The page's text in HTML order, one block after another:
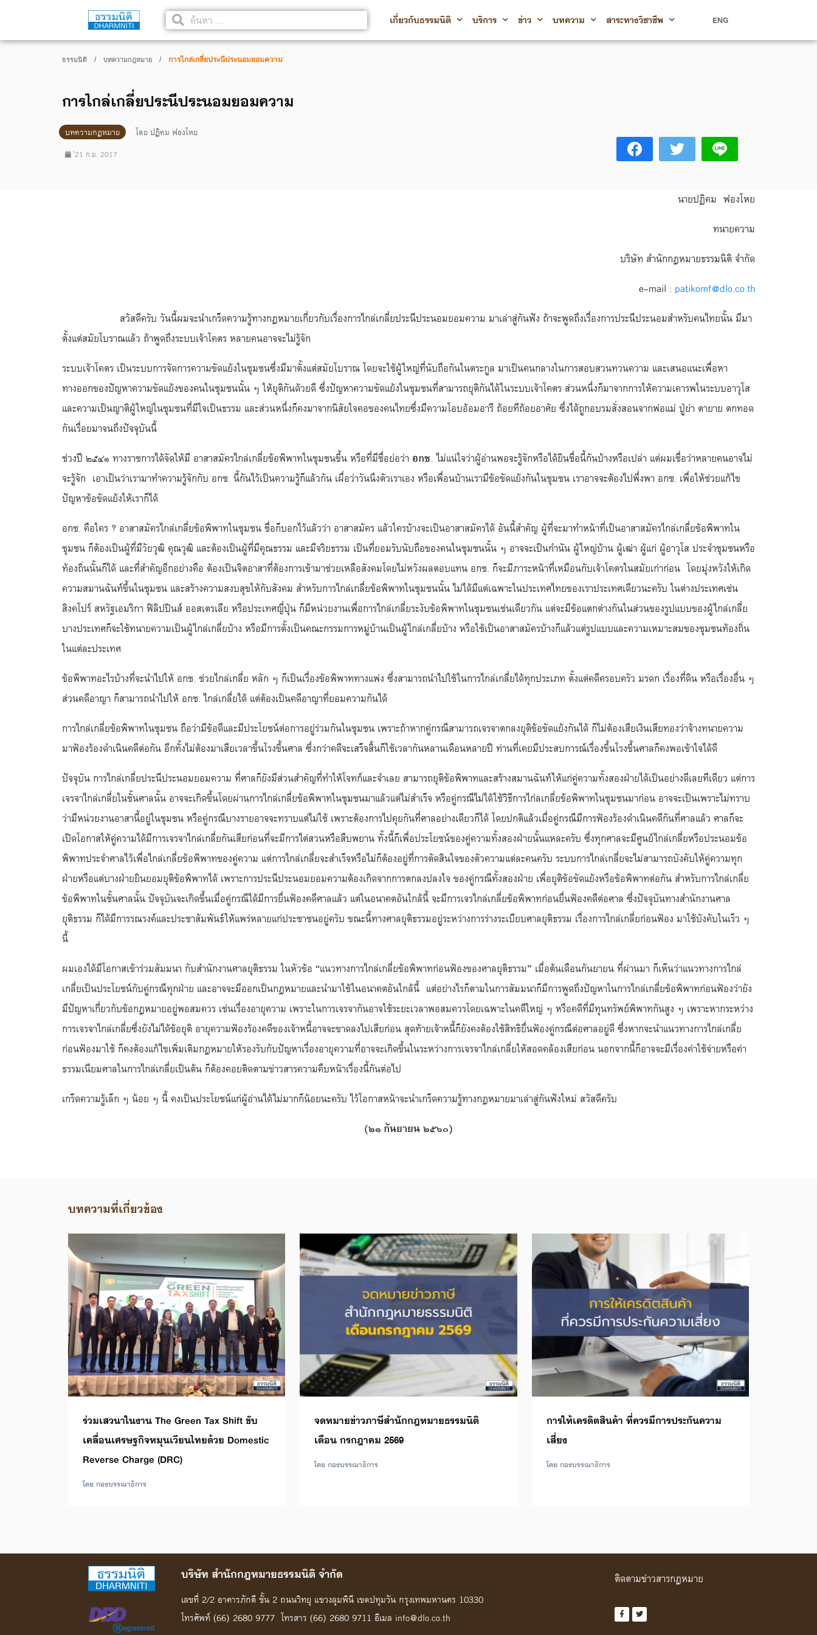
เกี่ยวกับธรรมนิติ บริการ ข่าว บทความ สาระทางวิชาชีพ ENG
ธรรมนิติ / บทความกฎหมาย / การไกล่เกลี่ยประนีประนอมยอมความ
การไกล่เกลี่ยประนีประนอมยอมความ
บทความกฎหมาย โดยปฏิคม ฟองโหย
่21 ก.ย. 2017
นายปฏิคม ฟองโหย
ทนายความ
บริษัท สำนักกฎหมายธรรมนิติ จำกัด
e-mail : patikomf@dlo.co.th
สวัสดีครับ วันนี้ผมจะนำเกร็ดความรู้ทางกฎหมายเกี่ยวกับเรื่องการไกล่เกลี่ยประนีประนอมยอมความ มาเล่าสู่กันฟัง ถ้าจะพูดถึงเรื่องการประนีประนอมสำหรับคนไทยนั้น มีมา
ตั้งแต่สมัยโบราณแล้ว ถ้าพูดถึงระบบเจ้าโคตร หลายคนอาจจะไม่รู้จัก
ระบบเจ้าโคตร เป็นระบบการจัดการความขัดแย้งในชุมชนซึ่งมีมาตั้งแต่สมัยโบราณ โดยจะใช้ผู้ใหญ่ที่นับถือกันในตระกูล มาเป็นคนกลางในการสอบสวนทวนความ และเสนอแนะเพื่อหา
ทางออกของปัญหาความขัดแย้งของคนในชุมชนนั้น ๆ ให้ยุติกันด้วยดี ซึ่งปัญหาความขัดแย้งในชุมชนที่สามารถยุติกันได้ในระบบเจ้าโคตร ส่วนหนึ่งก็มาจากการให้ความเคารพในระบบอาวุโส
และความเป็นญาติผู้ใหญ่ในชุมชนที่มีใจเป็นธรรม และส่วนหนึ่งก็คงมาจากนิสัยใจคอของคนไทยซึ่งมีความโอบอ้อมอารี ถ้อยทีถ้อยอาศัย ซึ่งได้ถูกอบรมสั่งสอนจากพ่อแม่ ปู่ย่า ตายาย ตกทอด
กันเรื่อยมาจนถึงปัจจุบันนี้
ช่วงปี ๒๕๔๑ ทางราชการได้จัดให้มี อาสาสมัครไกล่เกลี่ยข้อพิพาทในชุมชนขึ้น หรือที่มีชื่อย่อว่า อกช.ไม่แน่ใจว่าผู้อ่านพอจะรู้จักหรือได้ยินชื่อนี้กันบ้างหรือเปล่า แต่ผมเชื่อว่าหลายคนอาจไม่
จะรู้จัก เอาเป็นว่าเรามาทำความรู้จักกับ อกช. นี้กันไว้เป็นความรู้ก็แล้วกัน เผื่อว่าวันนึงตัวเราเอง หรือเพื่อนบ้านเรามีข้อขัดแย้งกันในชุมชน เราอาจจะต้องไปพึ่งพา อกช. เพื่อให้ช่วยแก้ไข
ปัญหาข้อขัดแย้งให้เราก็ได้
อกช. คือใคร ? อาสาสมัครไกล่เกลี่ยข้อพิพาทในชุมชน ชื่อก็บอกไว้แล้วว่า อาสาสมัคร แล้วใครบ้างจะเป็นอาสาสมัครได้ อันนี้สำคัญ ผู้ที่จะมาทำหน้าที่เป็นอาสาสมัครไกล่เกลี่ยข้อพิพาทใน
ชุมชน ก็ต้องเป็นผู้ที่มีวัยวุฒิ คุณวุฒิ และต้องเป็นผู้ที่มีคุณธรรม และมีจริยธรรม เป็นที่ยอมรับนับถือของคนในชุมชนนั้น ๆ อาจจะเป็นกำนัน ผู้ใหญ่บ้าน ผู้เฒ่า ผู้แก่ ผู้อาวุโส ประจำชุมชนหรือ
ท้องถิ่นนั้นก็ได้ และที่สำคัญอีกอย่างคือ ต้องเป็นจิตอาสาที่ต้องการเข้ามาช่วยเหลือสังคมโดยไม่หวังผลตอบแทน อกช. ก็จะมีภาระหน้าที่เหมือนกับเจ้าโคตรในสมัยเก่าก่อน โดยมุ่งหวังให้เกิด
ความสมานฉันท์ขึ้นในชุมชน และสร้างความสงบสุขให้กับสังคม สำหรับการไกล่เกลี่ยข้อพิพาทในชุมชนนั้น ไม่ได้มีแต่เฉพาะในประเทศไทยของเราประเทศเดียวนะครับ ในต่างประเทศเช่น
สิงคโปร์ สหรัฐเอมริกา ฟิลิปปินส์ ออสเตรเลีย หรือประเทศญี่ปุ่น ก็มีหน่วยงานเพื่อการไกล่เกลี่ยระงับข้อพิพาทในชุมชนเช่นเดียวกัน แต่จะมีข้อแตกต่างกันในส่วนของรูปแบบของผู้ไกล่เกลี่ย
บางประเทศก็จะใช้ทนายความเป็นผู้ไกล่เกลี่ยบ้าง หรือมีการตั้งเป็นคณะกรรมการหมู่บ้านเป็นผู้ไกล่เกลี่ยบ้าง หรือใช้เป็นอาสาสมัครบ้างก็แล้วแต่รูปแบบและความเหมาะสมของชุมชนท้องถิ่น
ในแต่ละประเทศ
ข้อพิพาทอะไรบ้างที่จะนำไปให้ อกช. ช่วยไกล่เกลี่ย หลัก ๆ ก็เป็นเรื่องข้อพิพาททางแพ่ง ซึ่งสามารถนำไปใช้ในการไกล่เกลี่ยได้ทุกประเภท ตั้งแต่คดีครอบครัว มรดก เรื่องที่ดิน หรือเรื่องอื่น ๆ
ส่วนคดีอาญา ก็สามารถนำไปให้ อกช. ไกล่เกลี่ยได้ แต่ต้องเป็นคดีอาญาที่ยอมความกันได้
การไกล่เกลี่ยข้อพิพาทในชุมชน ถือว่ามีข้อดีและมีประโยชน์ต่อการอยู่ร่วมกันในชุมชน เพราะถ้าหากคู่กรณีสามารถเจรจาตกลงยุติข้อขัดแย้งกันได้ ก็ไม่ต้องเสียเงินเสียทองว่าจ้างทนายความ
มาฟ้องร้องดำเนินคดีต่อกัน อีกทั้งไม่ต้องมาเสียเวลาขึ้นโรงขึ้นศาล ซึ่งกว่าคดีจะเสร็จสิ้นก็ใช้เวลากันหลานเดือนหลายปี ท่านที่เคยมีประสบการณ์เรื่องขึ้นโรงขึ้นศาลก็คงพอเข้าใจได้ดี
ปัจจุบัน การไกล่เกลี่ยประนีประนอมยอมความ ที่ศาลก็ยังมีส่วนสำคัญที่ทำให้โจทก์และจำเลย สามารถยุติข้อพิพาทและสร้างสมานฉันท์ให้แก่คู่ความทั้งสองฝ่ายได้เป็นอย่างดีเลยทีเดียว แต่การ
เจรจาไกล่เกลี่ยในชั้นศาลนั้น อาจจะเกิดขึ้นโดยผ่านการไกล่เกลี่ยข้อพิพาทในชุมชนมาแล้วแต่ไม่สำเร็จ หรือคู่กรณีไม่ได้ใช้วิธีการไก่ลเกลี่ยข้อพิพาทในชุมชนมาก่อน อาจจะเป็นเพราะไม่ทราบ
ว่ามีหน่วยงานอาสานี้อยู่ในชุมชน หรือคู่กรณีบางรายอาจจะทราบแต่ไม่ใช้ เพราะต้องการไปคุยกันที่ศาลอย่างเดียวก็ได้ โดยปกติแล้วเมื่อคู่กรณีมีการฟ้องร้องดำเนินคดีกันที่ศาลแล้ว ศาลก็จะ
เปิดโอกาสให้คู่ความได้มีการเจรจาไกล่เกลี่ยกันเสียก่อนที่จะมีการไต่สวนหรือสืบพยาน ทั้งนี้ก็เพื่อประโยชน์ของคู่ความทั้งสองฝ่ายนั้นแหละครับ ซึ่งทุกศาลจะมีศูนย์ไกล่เกลี่ยหรือประนอมข้อ
พิพาทประจำศาลไว้เพื่อไกล่เกลี่ยข้อพิพาทของคู่ความ แต่การไกล่เกลี่ยจะสำเร็จหรือไม่ก็ต้องอยู่ที่การตัดสินใจของตัวความแต่ละคนครับ ระบบการไกล่เกลี่ยจะไม่สามารถบังคับให้คู่ความทุก
ฝ่ายหรือแต่บางฝ่ายยินยอมยุติข้อพิพาทได้ เพราะการประนีประนอมยอมความต้องเกิดจากการตกลงปลงใจ ของคู่กรณีทั้งสองฝ่าย เพื่อยุติข้อขัดแย้งหรือข้อพิพาทต่อกัน สำหรับการไกล่เกลี่ย
ข้อพิพาทในชั้นศาลนั้น ปัจจุบันจะเกิดขึ้นเมื่อคู่กรณีได้มีการยื่นฟ้องคดีศาลแล้ว แต่ในอนาคตอันใกล้นี้ จะมีการเจรไกล่เกลี่ยข้อพิพาทก่อนยื่นฟ้องคดีต่อศาล ซึ่งปัจจุบันทางสำนักงานศาล
ยุติธรรม ก็ได้มีการรณรงค์และประชาสัมพันธ์ให้แพร่หลายแก่ประชาชนอยู่ครับ ขณะนี้ทางศาลยุติธรรมอยู่ระหว่างการร่างระเบียบศาลยุติธรรม เรื่องการไกล่เกลี่ยก่อนฟ้อง มาใช้บังคับในเร็ว ๆ
นี้
ผมเองได้มีโอกาสเข้าร่วมสัมมนา กับสำนักงานศาลยุติธรรม ในหัวข้อ “แนวทางการไกล่เกลี่ยข้อพิพาทก่อนฟ้องของศาลยุติธรรม” เมื่อต้นเดือนกันยายน ที่ผ่านมา ก็เห็นว่าแนวทางการไกล่
เกลี่ยเป็นประโยชน์กับคู่กรณีทุกฝ่าย และอาจจะมีออกเป็นกฎหมายและนำมาใช้ในอนาคตอันใกล้นี้ แต่อย่างไรก็ตามในการสัมมนาก็มีการพูดถึงปัญหาในการไกล่เกลี่ยข้อพิพาทก่อนฟ้องว่ายัง
มีปัญหาเกี่ยวกับข้อกฎหมายอยู่พอสมควร เช่นเรื่องอายุความ เพราะในการเจรจากันอาจใช้ระยะเวลาพอสมควรโดยเฉพาะในคดีใหญ่ ๆ หรือคดีที่มีทุนทรัพย์พิพาทกันสูง ๆ เพราะหากระหว่าง
การเจรจาไกล่เกลี่ยซึ่งยังไม่ได้ข้อยุติ อายุความฟ้องร้องคดีของเจ้าหนี้อาจจะขาดลงไปเสียก่อน สุดท้ายเจ้าหนี้ก็ยังคงต้องใช้สิทธิยื่นฟ้องคู่กรณีต่อศาลอยู่ดี ซึ่งหากจะนำแนวทางการไกล่เกลี่ย
ก่อนฟ้องมาใช้ ก็คงต้องแก้ไขเพิ่มเติมกฎหมายให้รองรับกับปัญหาเรื่องอายุความที่อาจจะเกิดขึ้นในระหว่างการเจรจาไกล่เกลี่ยให้สอดคล้องเสียก่อน นอกจากนี้ก็อาจจะมีเรื่องค่าใช้จ่ายหรือค่า
ธรรมเนียมศาลในการไกล่เกลี่ยเป็นต้น ก็ต้องคอยติดตามข่าวสารความคืบหน้าเรื่องนี้กันต่อไป
เกร็ดความรู้เล็ก ๆ น้อย ๆ นี้ คงเป็นประโยชน์แก่ผู้อ่านได้ไม่มากก็น้อยนะครับ ไว้โอกาสหน้าจะนำเกร็ดความรู้ทางกฎหมายมาเล่าสู่กันฟังใหม่ สวัสดีครับ
(๒๑ กันยายน ๒๕๖๐)
บทความที่เกี่ยวข้อง
ร่วมเสวนาในงาน The Green Tax Shift ขับ
เคลื่อนเศรษฐกิจหมุนเวียนไทยด้วย Domestic
Reverse Charge (DRC)
โดย กองบรรณาธิการ
จดหมายข่าวภาษีสำนักกฎหมายธรรมนิติ
เดือน กรกฎาคม 2569
โดย กองบรรณาธิการ
การให้เครดิตสินค้า ที่ควรมีการประกันความ
เสี่ยง
โดย กองบรรณาธิการ
บริษัท สํานักกฎหมายธรรมนิติ จํากัด
เลขที่ 2/2 อาคารภักดี ชั้น 2 ถนนวิทยุ แขวงลุมพินี เขตปทุมวัน กรุงเทพมหานคร 10330
โทรศัพท์ (66) 2680 9777 โทรสาร (66) 2680 9711 อีเมล info@dlo.co.th
ติดตามข่าวสารกฎหมาย